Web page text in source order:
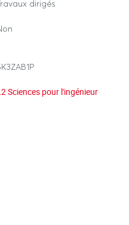
dirigés
Sciences pour l'ingénieur